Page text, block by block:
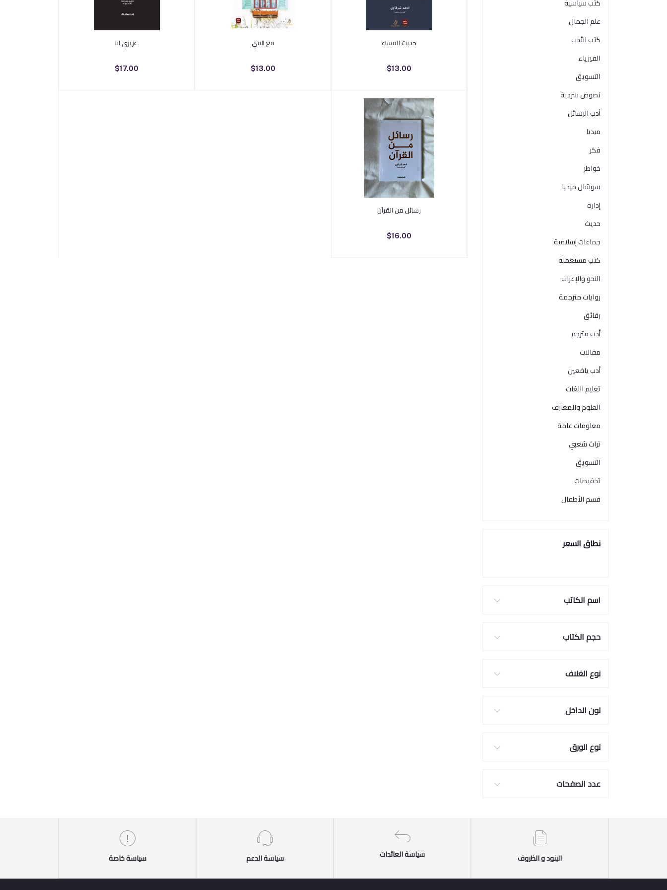
كتب سياسية
علم الجمال
كتب الأدب
الفيزياء
التسويق
نصوص سردية
أدب الرسائل
ميديا
فكر
خواطر
سوشال ميديا
إدارة
حديث
جماعات إسلامية
كتب مستعملة
النحو والإعراب
روايات مترجمة
رقائق
أدب مترجم
مقالات
أدب يافعين
تعليم اللغات
العلوم والمعارف
معلومات عامة
تراث شعبي
التسويق
تخفيضات
قسم الأطفال
نطاق السعر
اسم الكاتب
حجم الكتاب
نوع الغلاف
لون الداخل
نوع الورق
عدد الصفحات
أضف إلى السلة
حديث المساء
$13.00
أضف إلى السلة
مع النبي
$13.00
أضف إلى السلة
عزيزي انا
$17.00
أضف إلى السلة
رسائل من القرآن
$16.00
البنود و الظروف سياسة العائدات سياسة الدعم سياسة خاصة